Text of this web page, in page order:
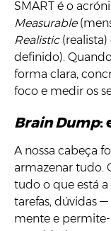
SMART é o
Measurable
Realistic(realista)
definido).
forma clara,
foco e medir os
Brain Dump:
A nossa cabeça
armazenar tudo.
tudo o que está
tarefas, dúvidas
mente e